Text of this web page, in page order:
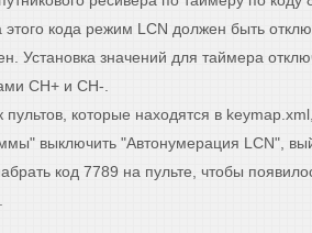
кода режим LCN должен быть
Установка значений для таймера
CH+ и CH-.
которые находятся в
выключить "Автонумерация LCN",
код 7789 на пульте, чтобы